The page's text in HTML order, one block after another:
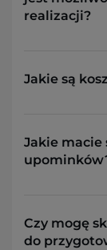
realizacji?
Jakie są
Jakie macie
Czy mogę
do